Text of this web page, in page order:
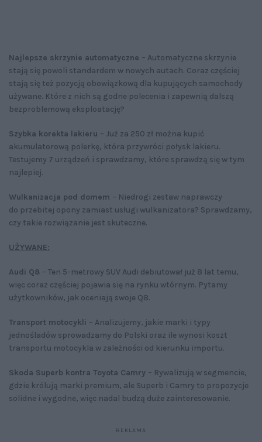
Najlepsze skrzynie automatyczne – Automatyczne skrzynie
stają się powoli standardem w nowych autach. Coraz częściej
stają się też pozycją obowiązkową dla kupujących samochody
używane. Które z nich są godne polecenia i zapewnią dalszą
bezproblemową eksploatację?
Szybka korekta lakieru – Już za 250 zł można kupić
akumulatorową polerkę, która przywróci połysk lakieru.
Testujemy 7 urządzeń i sprawdzamy, które sprawdzą się w tym
najlepiej.
Wulkanizacja pod domem – Niedrogi zestaw naprawczy
do przebitej opony zamiast usługi wulkanizatora? Sprawdzamy,
czy takie rozwiązanie jest skuteczne.
UŻYWANE:
Audi Q8 – Ten 5-metrowy SUV Audi debiutował już 8 lat temu,
więc coraz częściej pojawia się na rynku wtórnym. Pytamy
użytkowników, jak oceniają swoje Q8.
Transport motocykli – Analizujemy, jakie marki i typy
jednośladów sprowadzamy do Polski oraz ile wynosi koszt
transportu motocykla w zależności od kierunku importu.
Skoda Superb kontra Toyota Camry – Rywalizują w segmencie,
gdzie królują marki premium, ale Superb i Camry to propozycje
solidne i wygodne, więc nadal budzą duże zainteresowanie.